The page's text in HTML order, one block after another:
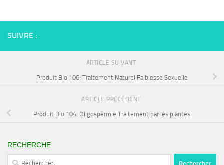
SUIVRE :
ARTICLE SUIVANT
Produit Bio 106: Traitement Naturel Faiblesse Sexuelle
ARTICLE PRÉCÉDENT
Produit Bio 104: Oligospermie Traitement par les plantes
RECHERCHE
Rechercher :